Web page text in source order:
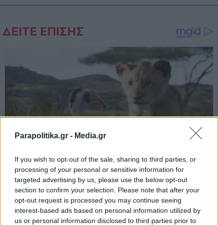
Parapolitika.gr - Media.gr
If you wish to opt-out of the sale, sharing to third parties, or
processing of your personal or sensitive information for
targeted advertising by us, please use the below opt-out
section to confirm your selection. Please note that after your
opt-out request is processed you may continue seeing
interest-based ads based on personal information utilized by
us or personal information disclosed to third parties prior to